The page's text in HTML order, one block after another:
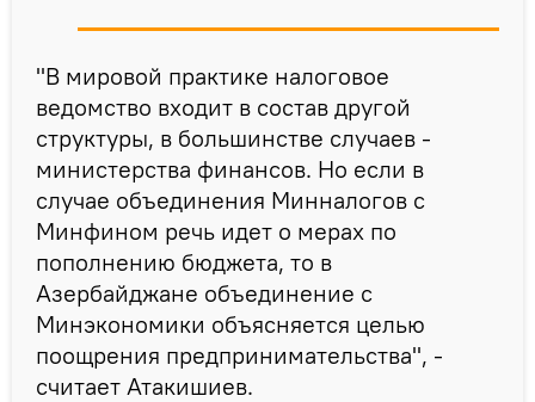
"В мировой практике налоговое
ведомство входит в состав другой
структуры, в большинстве случаев -
министерства финансов. Но если в
случае объединения Минналогов с
Минфином речь идет о мерах по
пополнению бюджета, то в
Азербайджане объединение с
Минэкономики объясняется целью
поощрения предпринимательства", -
считает Атакишиев.